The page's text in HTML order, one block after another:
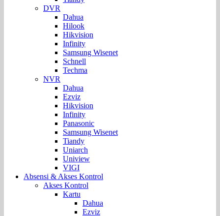
DVR
Dahua
Hilook
Hikvision
Infinity
Samsung Wisenet
Schnell
Techma
NVR
Dahua
Ezviz
Hikvision
Infinity
Panasonic
Samsung Wisenet
Tiandy
Uniarch
Uniview
VIGI
Absensi & Akses Kontrol
Akses Kontrol
Kartu
Dahua
Ezviz